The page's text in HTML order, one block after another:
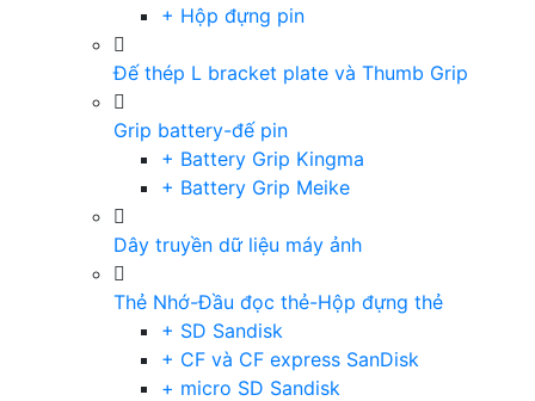
+ Hộp đựng pin
Đế thép L bracket plate và Thumb Grip
Grip battery-đế pin
+ Battery Grip Kingma
+ Battery Grip Meike
Dây truyền dữ liệu máy ảnh
Thẻ Nhớ-Đầu đọc thẻ-Hộp đựng thẻ
+ SD Sandisk
+ CF và CF express SanDisk
+ micro SD Sandisk